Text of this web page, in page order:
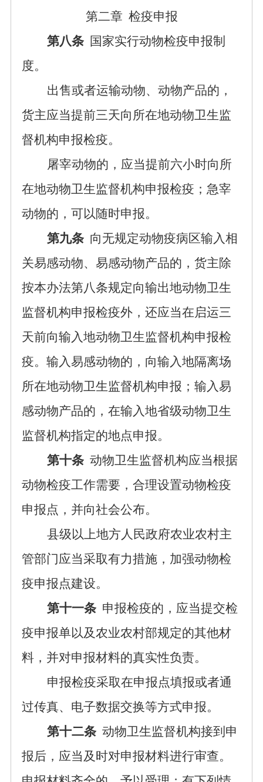
第二章 检疫申报
第八条 国家实行动物检疫申报制
度。
出售或者运输动物、动物产品的，
货主应当提前三天向所在地动物卫生监
督机构申报检疫。
屠宰动物的，应当提前六小时向所
在地动物卫生监督机构申报检疫；急宰
动物的，可以随时申报。
第九条 向无规定动物疫病区输入相
关易感动物、易感动物产品的，货主除
按本办法第八条规定向输出地动物卫生
监督机构申报检疫外，还应当在启运三
天前向输入地动物卫生监督机构申报检
疫。输入易感动物的，向输入地隔离场
所在地动物卫生监督机构申报；输入易
感动物产品的，在输入地省级动物卫生
监督机构指定的地点申报。
第十条 动物卫生监督机构应当根据
动物检疫工作需要，合理设置动物检疫
申报点，并向社会公布。
县级以上地方人民政府农业农村主
管部门应当采取有力措施，加强动物检
疫申报点建设。
第十一条 申报检疫的，应当提交检
疫申报单以及农业农村部规定的其他材
料，并对申报材料的真实性负责。
申报检疫采取在申报点填报或者通
过传真、电子数据交换等方式申报。
第十二条 动物卫生监督机构接到申
报后，应当及时对申报材料进行审查。